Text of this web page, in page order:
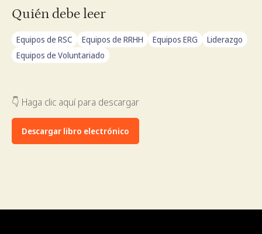
Quién debe leer
Equipos de RSC Equipos de RRHH Equipos ERG
Liderazgo
Equipos de Voluntariado
👇 Haga clic aquí para descargar
Descargar libro electrónico